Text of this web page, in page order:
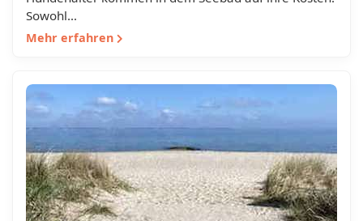
Sowohl…
Mehr erfahren